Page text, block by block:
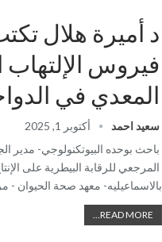
د أميرة هلال
فيروس
المعدي في
سعيد احمد
أكتوبر 1, 2025
باحث بوحده البيوتكنولوجي- مدير
المرجعي للرقابة البيطرية على
بالاسماعيليه- معهد صحة الحيوان -
READ MORE...